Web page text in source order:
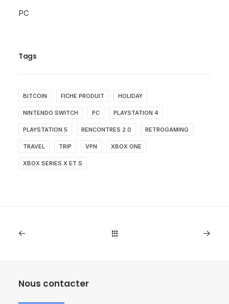
PC
Tags
BITCOIN FICHE PRODUIT HOLIDAY
NINTENDO SWITCH PC PLAYSTATION 4
PLAYSTATION 5 RENCONTRES 2.0 RETROGAMING
TRAVEL TRIP VPN XBOX ONE
XBOX SERIES X ET S
Nous contacter